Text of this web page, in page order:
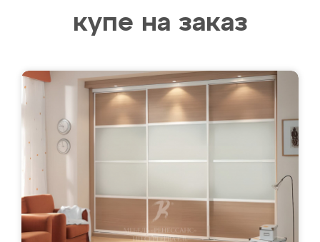
купе на заказ